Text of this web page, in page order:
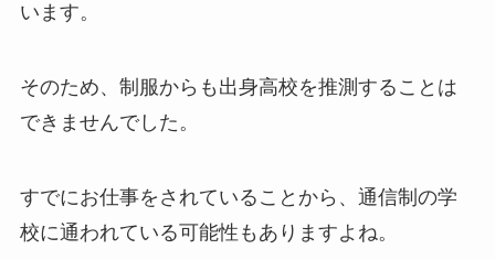
います。
そのため、制服からも出身高校を推測することは
できませんでした。
すでにお仕事をされていることから、通信制の学
校に通われている可能性もありますよね。